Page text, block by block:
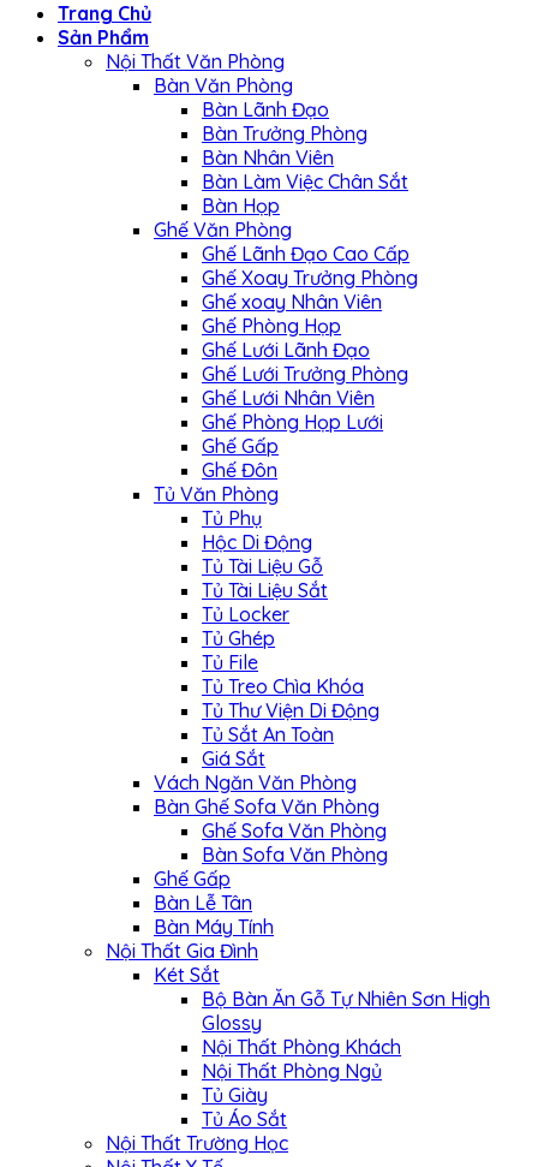
Trang Chủ
Sản Phẩm
Nội Thất Văn Phòng
Bàn Văn Phòng
Bàn Lãnh Đạo
Bàn Trưởng Phòng
Bàn Nhân Viên
Bàn Làm Việc Chân Sắt
Bàn Họp
Ghế Văn Phòng
Ghế Lãnh Đạo Cao Cấp
Ghế Xoay Trưởng Phòng
Ghế xoay Nhân Viên
Ghế Phòng Họp
Ghế Lưới Lãnh Đạo
Ghế Lưới Trưởng Phòng
Ghế Lưới Nhân Viên
Ghế Phòng Họp Lưới
Ghế Gấp
Ghế Đôn
Tủ Văn Phòng
Tủ Phụ
Hộc Di Động
Tủ Tài Liệu Gỗ
Tủ Tài Liệu Sắt
Tủ Locker
Tủ Ghép
Tủ File
Tủ Treo Chìa Khóa
Tủ Thư Viện Di Động
Tủ Sắt An Toàn
Giá Sắt
Vách Ngăn Văn Phòng
Bàn Ghế Sofa Văn Phòng
Ghế Sofa Văn Phòng
Bàn Sofa Văn Phòng
Ghế Gấp
Bàn Lễ Tân
Bàn Máy Tính
Nội Thất Gia Đình
Két Sắt
Bộ Bàn Ăn Gỗ Tự Nhiên Sơn High
Glossy
Nội Thất Phòng Khách
Nội Thất Phòng Ngủ
Tủ Giày
Tủ Áo Sắt
Nội Thất Trường Học